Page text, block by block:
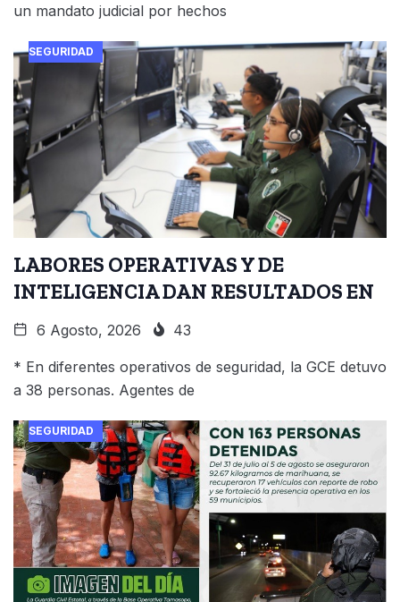
un mandato judicial por hechos
SEGURIDAD
LABORES OPERATIVAS Y DE
INTELIGENCIA DAN RESULTADOS EN
6 Agosto, 2026 43
* En diferentes operativos de seguridad, la GCE detuvo
a 38 personas. Agentes de
SEGURIDAD